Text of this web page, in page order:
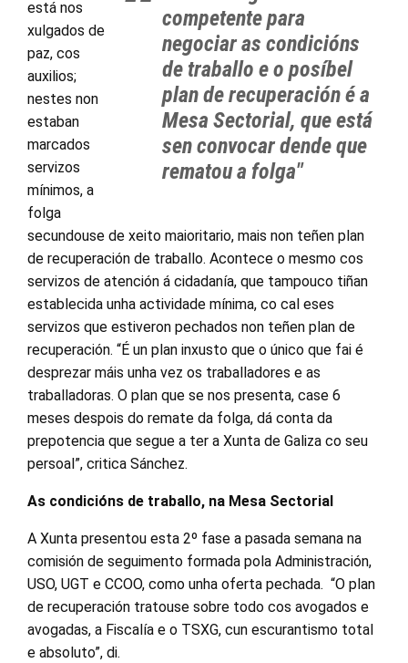
competente para
negociar as condicións
de traballo e o posíbel
plan de recuperación é a
Mesa Sectorial, que está
sen convocar dende que
rematou a folga"
está nos
xulgados de
paz, cos
auxilios;
nestes non
estaban
marcados
servizos
mínimos, a
folga
secundouse de xeito maioritario, mais non teñen plan
de recuperación de traballo. Acontece o mesmo cos
servizos de atención á cidadanía, que tampouco tiñan
establecida unha actividade mínima, co cal eses
servizos que estiveron pechados non teñen plan de
recuperación. “É un plan inxusto que o único que fai é
desprezar máis unha vez os traballadores e as
traballadoras. O plan que se nos presenta, case 6
meses despois do remate da folga, dá conta da
prepotencia que segue a ter a Xunta de Galiza co seu
persoal”, critica Sánchez.
As condicións de traballo, na Mesa Sectorial
A Xunta presentou esta 2º fase a pasada semana na
comisión de seguimento formada pola Administración,
USO, UGT e CCOO, como unha oferta pechada. “O plan
de recuperación tratouse sobre todo cos avogados e
avogadas, a Fiscalía e o TSXG, cun escurantismo total
e absoluto”, di.